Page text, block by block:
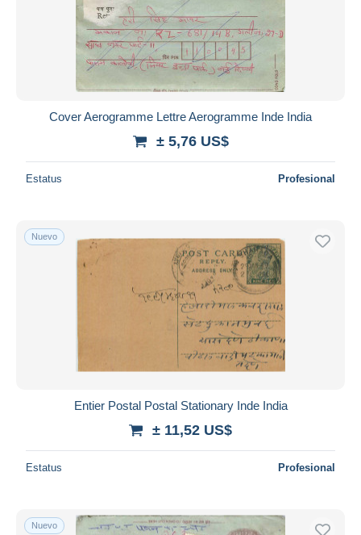
Cover Aerogramme Lettre Aerogramme Inde India
± 5,76 US$
Estatus Profesional
Nuevo
Entier Postal Postal Stationary Inde India
± 11,52 US$
Estatus Profesional
Nuevo